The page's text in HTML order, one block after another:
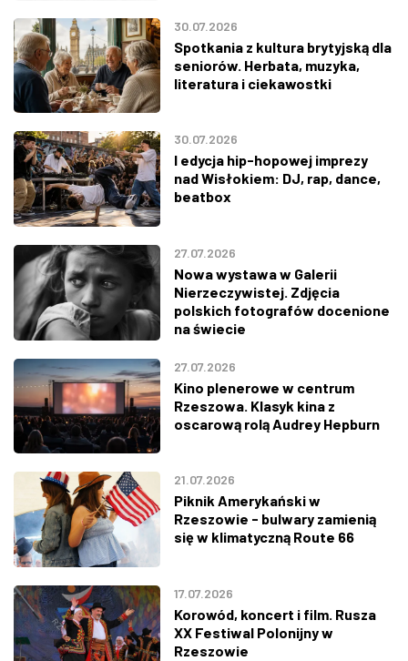
30.07.2026
Spotkania z kultura brytyjską dla
seniorów. Herbata, muzyka,
literatura i ciekawostki
30.07.2026
I edycja hip-hopowej imprezy
nad Wisłokiem: DJ, rap, dance,
beatbox
27.07.2026
Nowa wystawa w Galerii
Nierzeczywistej. Zdjęcia
polskich fotografów docenione
na świecie
27.07.2026
Kino plenerowe w centrum
Rzeszowa. Klasyk kina z
oscarową rolą Audrey Hepburn
21.07.2026
Piknik Amerykański w
Rzeszowie - bulwary zamienią
się w klimatyczną Route 66
17.07.2026
Korowód, koncert i film. Rusza
XX Festiwal Polonijny w
Rzeszowie